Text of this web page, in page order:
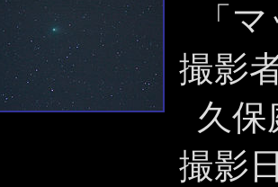
「
撮影
久保
撮影